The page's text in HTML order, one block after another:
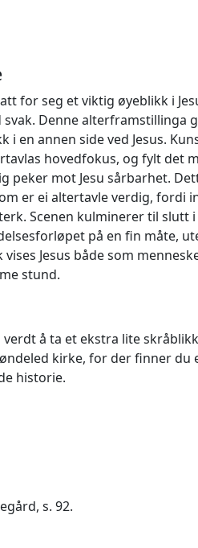
for seg et viktig øyeblikk i
Denne alterframstillinga
i en annen side ved Jesus.
hovedfokus, og fylt det
peker mot Jesu sårbarhet.
er ei altertavle verdig, fordi
Scenen kulminerer til slutt
på en fin måte,
Jesus både som
stund.
å ta et ekstra lite
kirke, for der finner du
historie.
s. 92.